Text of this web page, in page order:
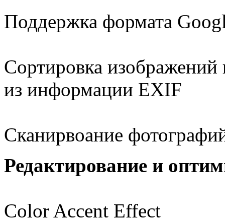
Поддержка формата
Сортировка изображений
из информации EXIF
Сканирвоание
Редактирование и
Color Accent Effect